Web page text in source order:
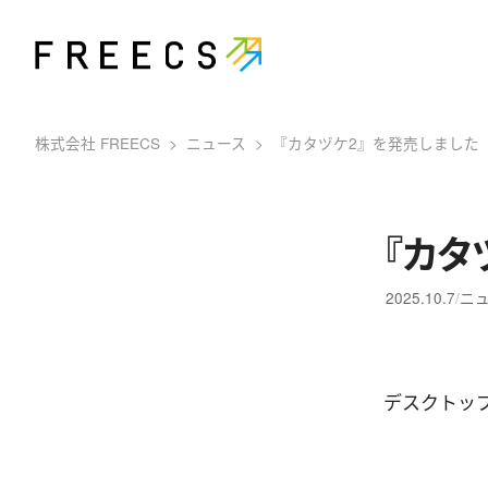
株式会社 FREECS ニュース 『カタヅケ2』を発売しました
『カ
2025.10.7 ニ
デスクトッ